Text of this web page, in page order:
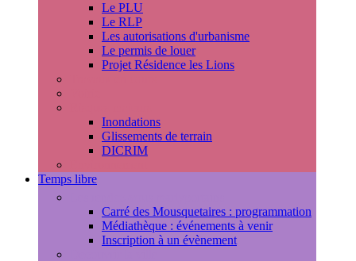
Le PLU
Le RLP
Les autorisations d'urbanisme
Le permis de louer
Projet Résidence les Lions
Inondations
Glissements de terrain
DICRIM
Temps libre
Carré des Mousquetaires : programmation
Médiathèque : événements à venir
Inscription à un évènement